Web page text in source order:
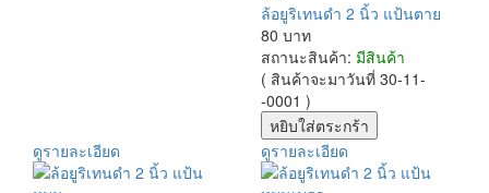
ล้อยูริเทนดำ 2 นิ้ว แป้นตาย
80 บาท
สถานะสินค้า: มีสินค้า
( สินค้าจะมาวันที่ 30-11-
-0001 )
ดูรายละเอียด ดูรายละเอียด